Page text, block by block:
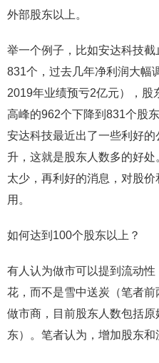
外部股东以上。
举一个例子，比如安达科技
831个，过去几年净利润大幅
2019年业绩预亏2亿元），股
高峰的962个下降到831个股
安达科技最近出了一些利好
升，这就是股东人数多的好
太少，再利好的消息，对股
用。
如何达到100个股东以上？
有人认为做市可以提到流动
花，而不是雪中送炭（笔者
做市商，目前股东人数包括
东）。笔者认为，增加股东和